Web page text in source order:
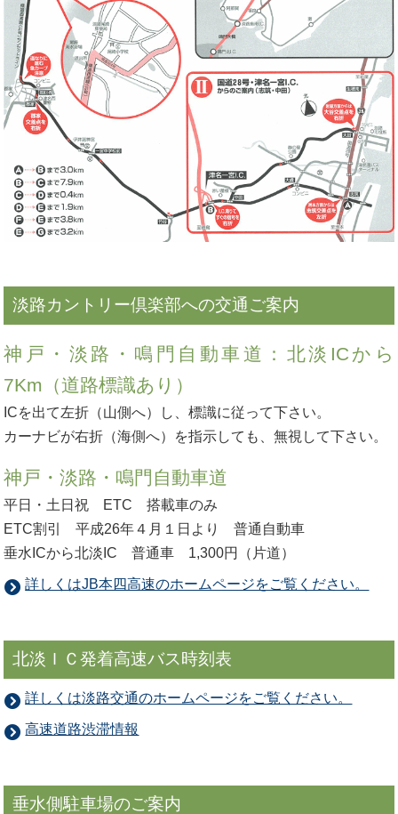
淡路カントリー倶楽部への交通ご案内
神戸・淡路・鳴門自動車道：北淡ICから
7Km（道路標識あり）
ICを出て左折（山側へ）し、標識に従って下さい。
カーナビが右折（海側へ）を指示しても、無視して下さい。
神戸・淡路・鳴門自動車道
平日・土日祝 ETC 搭載車のみ
ETC割引 平成26年４月１日より 普通自動車
垂水ICから北淡IC 普通車 1,300円（片道）
詳しくはJB本四高速のホームページをご覧ください。
北淡ＩＣ発着高速バス時刻表
詳しくは淡路交通のホームページをご覧ください。
高速道路渋滞情報
垂水側駐車場のご案内